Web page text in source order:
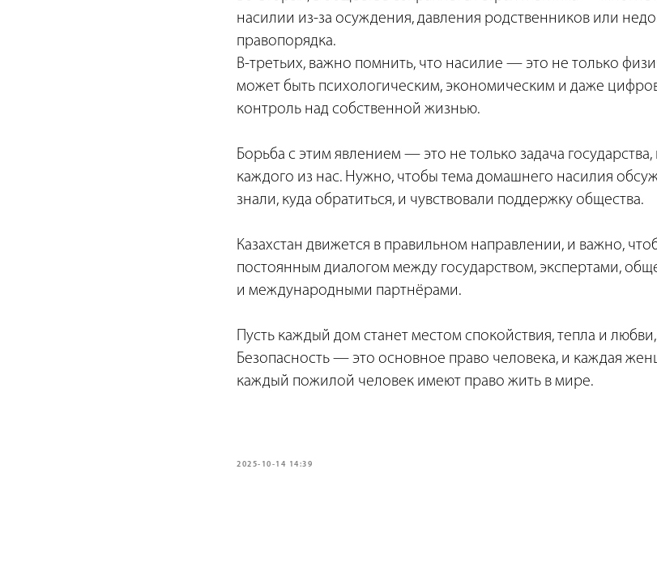
насилии из-за осуждения, давления родственников или
правопорядка.
В-третьих, важно помнить, что насилие — это не только
может быть психологическим, экономическим и даже
контроль над собственной жизнью.
Борьба с этим явлением — это не только задача государства,
каждого из нас. Нужно, чтобы тема домашнего насилия
знали, куда обратиться, и чувствовали поддержку общества.
Казахстан движется в правильном направлении, и важно,
постоянным диалогом между государством, экспертами,
и международными партнёрами.
Пусть каждый дом станет местом спокойствия, тепла и
Безопасность — это основное право человека, и каждая
каждый пожилой человек имеют право жить в мире.
2025-10-14 14:39